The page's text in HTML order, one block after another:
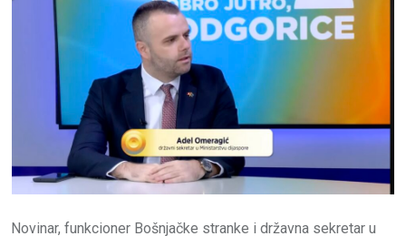
Novinar, funkcioner Bošnjačke stranke i državna sekretar u